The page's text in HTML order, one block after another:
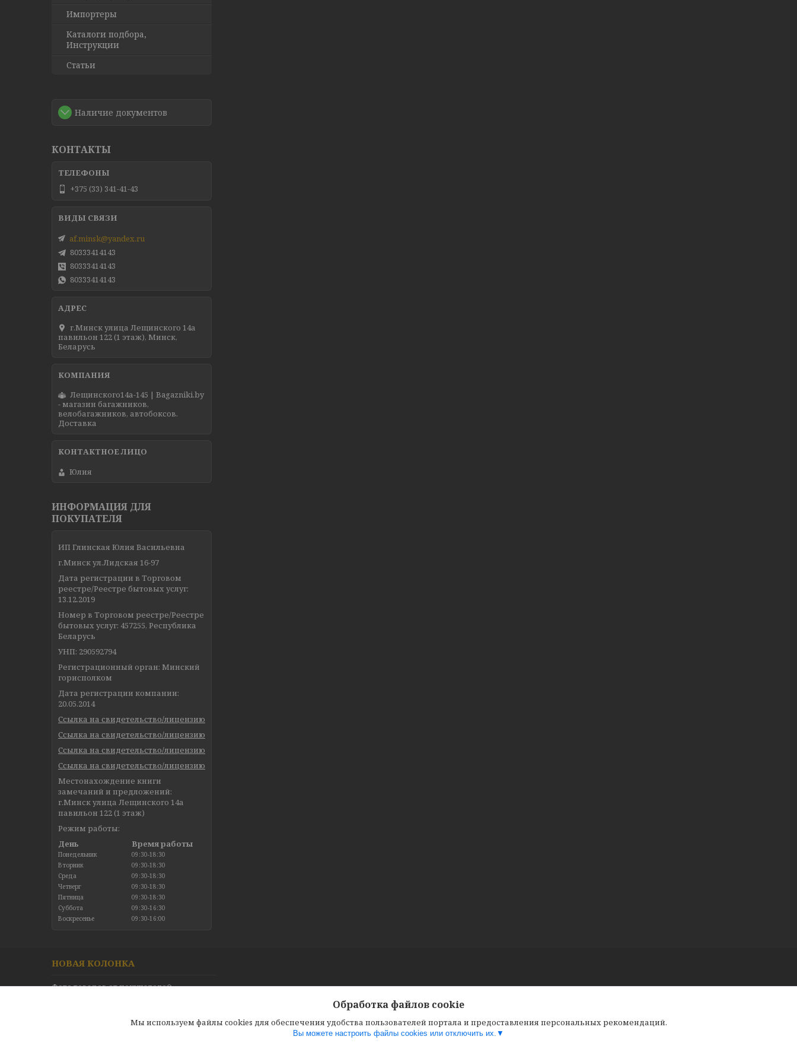
Импортеры
Каталоги подбора,
Инструкции
Статьи
Наличие документов
КОНТАКТЫ
+375 (33) 341-41-43
af.minsk@yandex.ru
80333414143
80333414143
80333414143
г.Минск улица Лещинского 14а
павильон 122 (1 этаж), Минск,
Беларусь
Лещинского14а-145 | Bagazniki.by
- магазин багажников,
велобагажников, автобоксов.
Доставка
Юлия
ИНФОРМАЦИЯ ДЛЯ
ПОКУПАТЕЛЯ
ИП Глинская Юлия Васильевна
г.Минск ул.Лидская 16-97
Дата регистрации в Торговом
реестре/Реестре бытовых услуг:
13.12.2019
Номер в Торговом реестре/Реестре
бытовых услуг: 457255, Республика
Беларусь
УНП: 290592794
Регистрационный орган: Минский
горисполком
Дата регистрации компании:
20.05.2014
Ссылка на свидетельство/лицензию
Ссылка на свидетельство/лицензию
Ссылка на свидетельство/лицензию
Ссылка на свидетельство/лицензию
Местонахождение книги
замечаний и предложений:
г.Минск улица Лещинского 14а
павильон 122 (1 этаж)
Режим работы:
День
Время работы
Понедельник
09:30-18:30
Вторник
09:30-18:30
Среда
09:30-18:30
Четверг
09:30-18:30
Пятница
09:30-18:30
Суббота
09:30-16:30
Воскресенье
09:30-16:00
НОВАЯ КОЛОНКА
Фото товаров от покупателей
Обработка файлов cookie
Мы используем файлы cookies для обеспечения удобства пользователей портала и предоставления персональных рекомендаций.
Вы можете настроить файлы cookies или отключить их.